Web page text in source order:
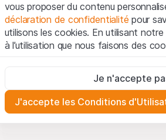
Conditions d'utilisation et
En utilisant le Site Web de Leonteq
"Site Web"), vous confirmez que
vous acceptez les informations
vous n'acceptez pas les Conditions
vous abstenir d'utiliser ce Site Web.
Informations propriétaires
Tous les droits de propriété
vous proposer du contenu
déclaration de confidentialité pour
utilisons les cookies. En utilisant
à l’utilisation que nous faisons des
Ces cookies sont nécessaires au bon
Internet et ne peuvent pas être
Analyses
Ces cookies suivent les interactions des
Je n'accepte
J'accepte les Conditions